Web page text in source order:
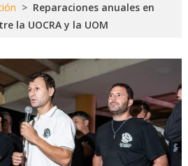
> Reparaciones anuales en
la UOCRA y la UOM